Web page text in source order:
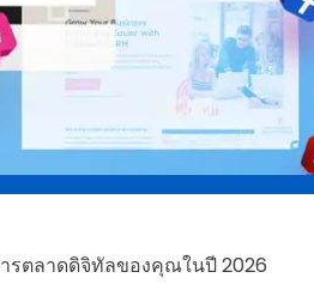
รตลาดดิจิทัลของคุณในปี 2026